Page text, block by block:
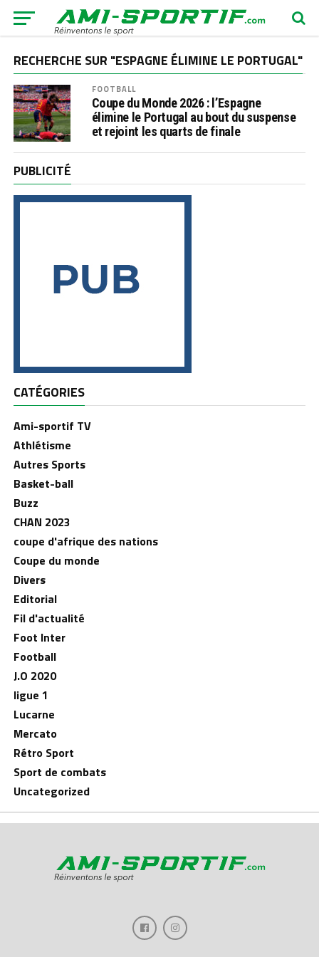
RECHERCHE SUR "ESPAGNE ÉLIMINE LE PORTUGAL"
FOOTBALL
Coupe du Monde 2026 : l’Espagne
élimine le Portugal au bout du suspense
et rejoint les quarts de finale
PUBLICITÉ
CATÉGORIES
Ami-sportif TV
Athlétisme
Autres Sports
Basket-ball
Buzz
CHAN 2023
coupe d'afrique des nations
Coupe du monde
Divers
Editorial
Fil d'actualité
Foot Inter
Football
J.O 2020
ligue 1
Lucarne
Mercato
Rétro Sport
Sport de combats
Uncategorized